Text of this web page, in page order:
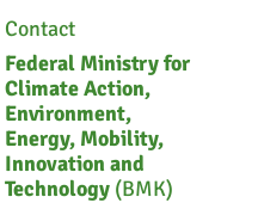
Contact
Federal Ministry for
Climate Action,
Environment,
Energy, Mobility,
Innovation and
Technology (BMK)